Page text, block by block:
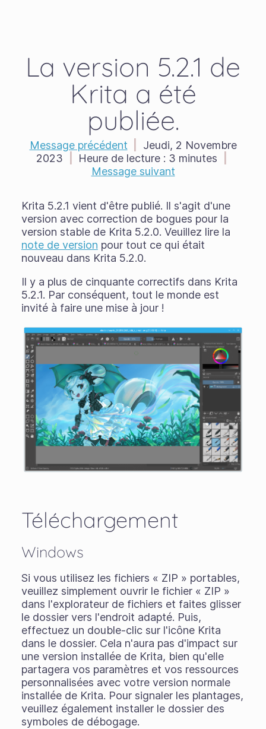
La version 5.2.1 de
Krita a été
publiée.
Message précédent
Jeudi, 2 Novembre
2023
Heure de lecture : 3 minutes
Message suivant
Krita 5.2.1 vient d'être publié. Il s'agit d'une
version avec correction de bogues pour la
version stable de Krita 5.2.0. Veuillez lire la
note de version pour tout ce qui était
nouveau dans Krita 5.2.0.
Il y a plus de cinquante correctifs dans Krita
5.2.1. Par conséquent, tout le monde est
invité à faire une mise à jour !
Téléchargement
Windows
Si vous utilisez les fichiers « ZIP » portables,
veuillez simplement ouvrir le fichier « ZIP »
dans l'explorateur de fichiers et faites glisser
le dossier vers l'endroit adapté. Puis,
effectuez un double-clic sur l'icône Krita
dans le dossier. Cela n'aura pas d'impact sur
une version installée de Krita, bien qu'elle
partagera vos paramètres et vos ressources
personnalisées avec votre version normale
installée de Krita. Pour signaler les plantages,
veuillez également installer le dossier des
symboles de débogage.